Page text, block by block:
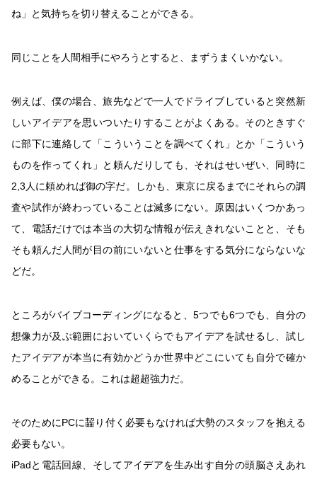
ね」と気持ちを切り替えることができる。
同じことを人間相手にやろうとすると、まずうまくいかない。
例えば、僕の場合、旅先などで一人でドライブしていると突然新
しいアイデアを思いついたりすることがよくある。そのときすぐ
に部下に連絡して「こういうことを調べてくれ」とか「こういう
ものを作ってくれ」と頼んだりしても、それはせいぜい、同時に
2,3人に頼めれば御の字だ。しかも、東京に戻るまでにそれらの調
査や試作が終わっていることは滅多にない。原因はいくつかあっ
て、電話だけでは本当の大切な情報が伝えきれないことと、そも
そも頼んだ人間が目の前にいないと仕事をする気分にならないな
どだ。
ところがバイブコーディングになると、5つでも6つでも、自分の
想像力が及ぶ範囲においていくらでもアイデアを試せるし、試し
たアイデアが本当に有効かどうか世界中どこにいても自分で確か
めることができる。これは超超強力だ。
そのためにPCに齧り付く必要もなければ大勢のスタッフを抱える
必要もない。
iPadと電話回線、そしてアイデアを生み出す自分の頭脳さえあれ